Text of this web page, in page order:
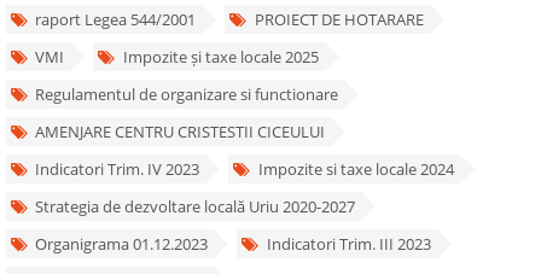
raport Legea 544/2001
PROIECT DE HOTARARE
VMI
Impozite și taxe locale 2025
Regulamentul de organizare si functionare
AMENJARE CENTRU CRISTESTII CICEULUI
Indicatori Trim. IV 2023
Impozite si taxe locale 2024
Strategia de dezvoltare locală Uriu 2020-2027
Organigrama 01.12.2023
Indicatori Trim. III 2023